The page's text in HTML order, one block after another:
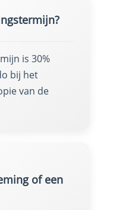
is 30%
bij het
van de
of een